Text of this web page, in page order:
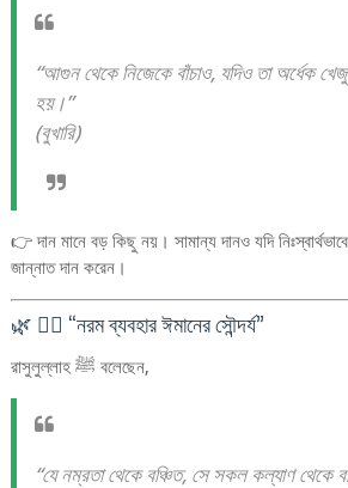
“আগুন থেকে নিজেকে বাঁচাও, যদিও তা অর্ধেক
হয়।”
(বুখারি)
👉 দান মানে বড় কিছু নয়। সামান্য দানও যদি
জান্নাত দান করেন।
🌿 ৭️⃣ “নরম ব্যবহার ঈমানের সৌন্দর্য”
রাসুলুল্লাহ ﷺ বলেছেন,
“যে নম্রতা থেকে বঞ্চিত, সে সকল কল্যাণ থেকে